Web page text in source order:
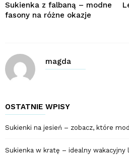
Sukienka z falbaną – modne
fasony na różne okazje
magda
OSTATNIE WPISY
Sukienki na jesień – zobacz, które
Sukienka w kratę – idealny wakacyjny